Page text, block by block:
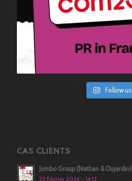
Follow us
CAS CLIENTS
Jumbo Group (Nathan & Dujardin)
25 février 2026 - 14:13